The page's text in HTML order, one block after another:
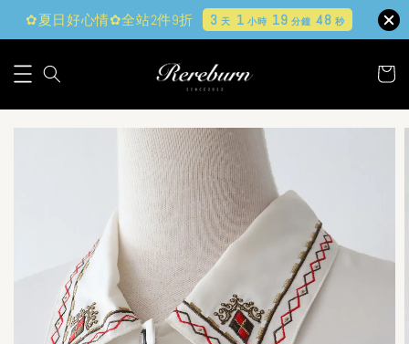
✿夏日好心情✿全站2件9折 3天 1小時 19分鐘 47秒